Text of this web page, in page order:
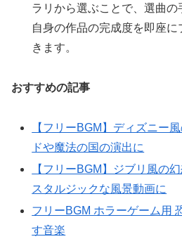
ラリから選ぶことで、選曲の
自身の作品の完成度を即座
きます。
おすすめの記事
【フリーBGM】ディズニー
ドや魔法の国の演出に
【フリーBGM】ジブリ風の
スタルジックな風景動画に
フリーBGM ホラーゲーム用
す音楽